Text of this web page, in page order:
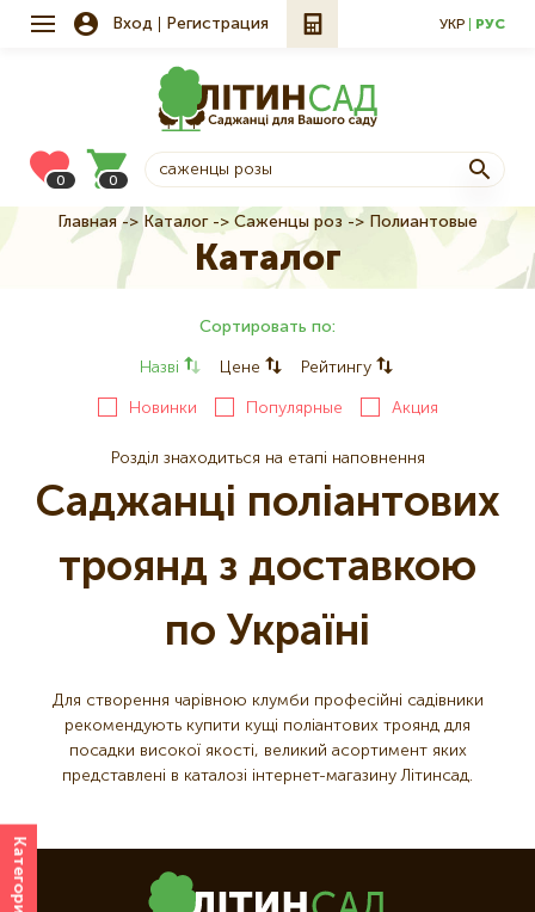
Вход Регистрация УКР РУС
0 0
Строка
навигации
Главная Каталог Саженцы роз Полиантовые
Каталог
Категории
Сортировать по:
Назві Цене Рейтингу
Новинки Популярные Акция
Розділ знаходиться на етапі наповнення
Саджанці поліантових
троянд з доставкою
по Україні
Для створення чарівною клумби професійні садівники
рекомендують купити кущі поліантових троянд для
посадки високої якості, великий асортимент яких
представлені в каталозі інтернет-магазину Літинсад.